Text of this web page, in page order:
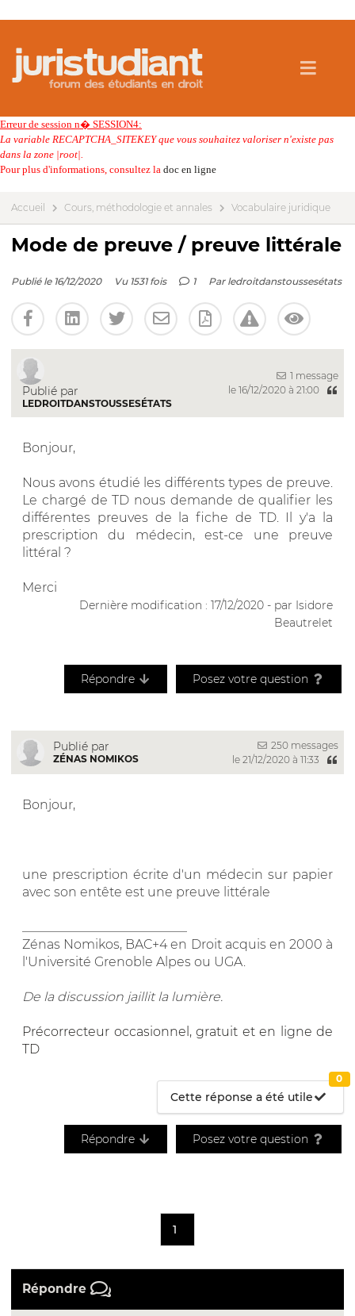
Erreur de session n� SESSION4:
La variable RECAPTCHA_SITEKEY que vous souhaitez valoriser n'existe pas
dans la zone |root|.
Pour plus d'informations, consultez la doc en ligne
Accueil Cours, méthodologie et annales Vocabulaire juridique
Mode de preuve / preuve littérale
Publié le 16/12/2020 Vu 1531 fois 1 Par ledroitdanstoussesétats
Publié par
LEDROITDANSTOUSSESÉTATS
1 message
le 16/12/2020 à 21:00
Bonjour,
Nous avons étudié les différents types de preuve.
Le chargé de TD nous demande de qualifier les
différentes preuves de la fiche de TD. Il y'a la
prescription du médecin, est-ce une preuve
littéral ?
Merci
Dernière modification : 17/12/2020 - par Isidore
Beautrelet
Répondre Posez votre question
Publié par
ZÉNAS NOMIKOS
250 messages
le 21/12/2020 à 11:33
Bonjour,
une prescription écrite d'un médecin sur papier
avec son entête est une preuve littérale
Zénas Nomikos, BAC+4 en Droit acquis en 2000 à
l'Université Grenoble Alpes ou UGA.
De la discussion jaillit la lumière.
Précorrecteur occasionnel, gratuit et en ligne de
TD
Cette réponse a été utile
0
Répondre Posez votre question
1
Répondre